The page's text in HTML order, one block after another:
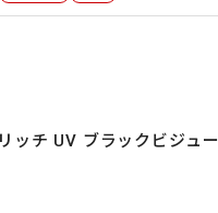
ッチ UV ブラックビジュー